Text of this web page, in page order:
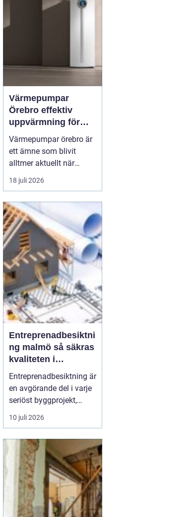
ofta både mer personligt,
Värmepumpar
Örebro effektiv
uppvärmning för
hus och fastigheter
Värmepumpar örebro är
ett ämne som blivit
alltmer aktuellt när
energipriser stiger och
fler vill sänka sina
samtidigt som
klimatpåverkan minskar.
Många villaägare och
fastighetsägare i
regionen tittar på hur de
kan byta från direktver...
18 juli 2026
Entreprenadbesiktni
ng malmö så säkras
kvaliteten i
byggprojekt
Entreprenadbesiktning är
en avgörande del i varje
seriöst byggprojekt,
oavsett om det handlar
om en mindre
större
bostadsrättsförening
som byggs om. Syftet är
att få en oberoende och
professionell granskning
av entreprenaden ...
10 juli 2026